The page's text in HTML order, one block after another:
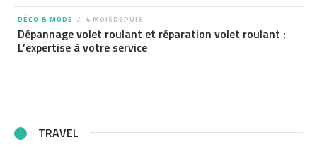
DÉCO & MODE 4 MOISDEPUIS
Dépannage volet roulant et réparation volet roulant :
L’expertise à votre service
TRAVEL